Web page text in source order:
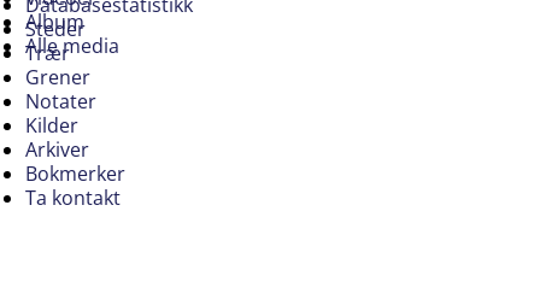
Album
Alle media
Steder
Trær
Grener
Notater
Kilder
Arkiver
Bokmerker
Ta kontakt